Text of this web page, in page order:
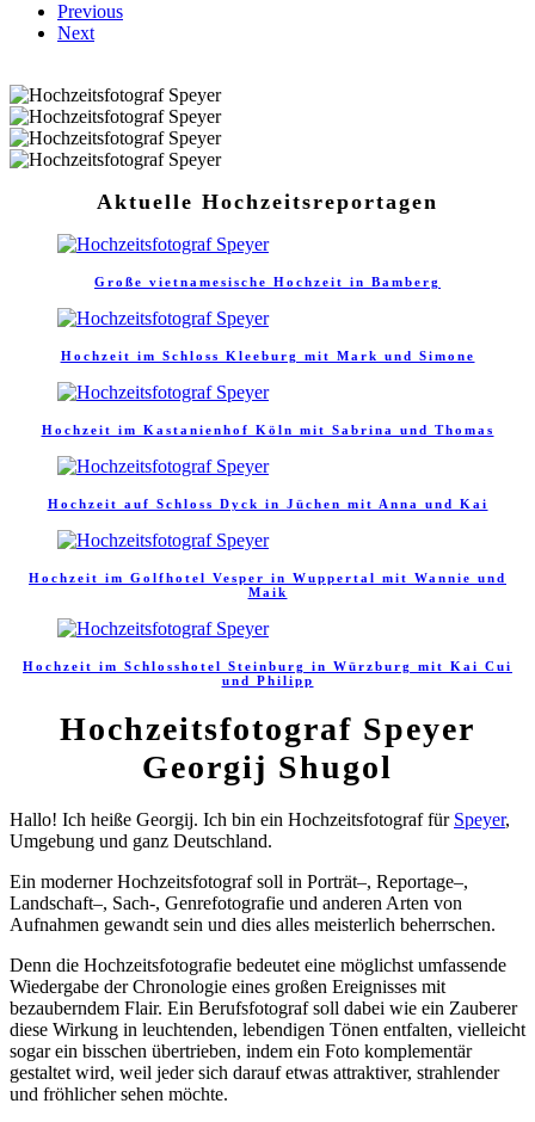
Previous
Next
Aktuelle Hochzeitsreportagen
Große vietnamesische Hochzeit in Bamberg
Hochzeit im Schloss Kleeburg mit Mark und Simone
Hochzeit im Kastanienhof Köln mit Sabrina und Thomas
Hochzeit auf Schloss Dyck in Jüchen mit Anna und Kai
Hochzeit im Golfhotel Vesper in Wuppertal mit Wannie und
Maik
Hochzeit im Schlosshotel Steinburg in Würzburg mit Kai Cui
und Philipp
Hochzeitsfotograf Speyer
Georgij Shugol
Hallo! Ich heiße Georgij. Ich bin ein Hochzeitsfotograf für Speyer,
Umgebung und ganz Deutschland.
Ein moderner Hochzeitsfotograf soll in Porträt–, Reportage–,
Landschaft–, Sach-, Genrefotografie und anderen Arten von
Aufnahmen gewandt sein und dies alles meisterlich beherrschen.
Denn die Hochzeitsfotografie bedeutet eine möglichst umfassende
Wiedergabe der Chronologie eines großen Ereignisses mit
bezauberndem Flair. Ein Berufsfotograf soll dabei wie ein Zauberer
diese Wirkung in leuchtenden, lebendigen Tönen entfalten, vielleicht
sogar ein bisschen übertrieben, indem ein Foto komplementär
gestaltet wird, weil jeder sich darauf etwas attraktiver, strahlender
und fröhlicher sehen möchte.